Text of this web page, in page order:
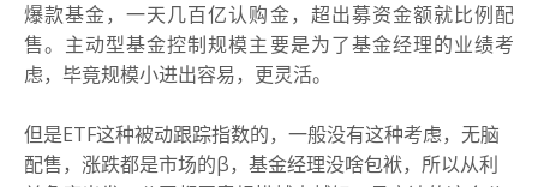
爆款基金，一天几百亿认购金，超出募资金额就比例配
售。主动型基金控制规模主要是为了基金经理的业绩考
虑，毕竟规模小进出容易，更灵活。
但是ETF这种被动跟踪指数的，一般没有这种考虑，无脑
配售，涨跌都是市场的β，基金经理没啥包袱，所以从利